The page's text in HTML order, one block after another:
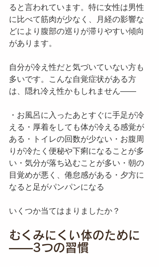
ると言われています。特に女性は男性
に比べて筋肉が少なく、月経の影響な
どにより腹部の巡りが滞りやすい傾向
があります。
自分が冷え性だと気づいていない方も
多いです。こんな自覚症状がある方
は、隠れ冷え性かもしれません——
・お風呂に入ったあとすぐに手足が冷
える・厚着をしても体が冷える感覚が
ある・トイレの回数が少ない・お腹周
りが冷たく便秘や下痢になることが多
い・気分が落ち込むことが多い・朝の
目覚めが悪く、倦怠感がある・夕方に
なると足がパンパンになる
いくつか当てはまりましたか？
むくみにくい体のために
——3つの習慣